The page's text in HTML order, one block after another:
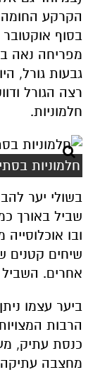
הקרקע החומה
בסוף אוקטובר
מפריחה נאה
גבעות גורל,
רצה הגורל
חלמוניות.
חלמוניות
בשולי יער
שביל באורך
ובו
שיחים קטנים
אחרים. השביל
ביער עצמו
הרבות
כנסת עתיק,
מחצבה עתיקה,